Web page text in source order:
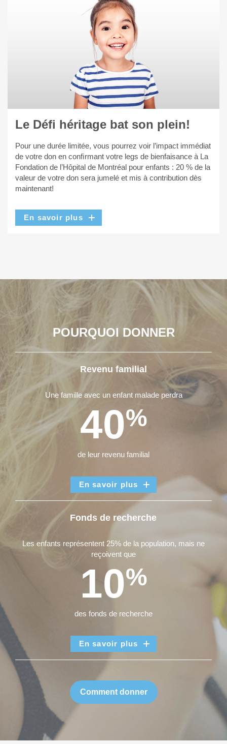
Le Défi héritage bat son plein!
Pour une durée limitée, vous pourrez voir l’impact immédiat
de votre don en conﬁrmant votre legs de bienfaisance à La
Fondation de l’Hôpital de Montréal pour enfants : 20 % de la
valeur de votre don sera jumelé et mis à contribution dès
maintenant!
En savoir plus
POURQUOI DONNER
Revenu familial
Une famille avec un enfant malade perdra
40%
de leur revenu familial
En savoir plus
Fonds de recherche
Les enfants représentent 25% de la population, mais ne
reçoivent que
10%
des fonds de recherche
En savoir plus
Comment donner